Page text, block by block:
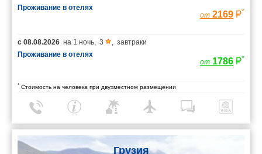
Проживание в отелях
от 2169 *
с 08.08.2026 на 1 ночь 3
завтраки
Проживание в отелях
от 1786 *
* Стоимость на человека при двухместном размещении
Грузия